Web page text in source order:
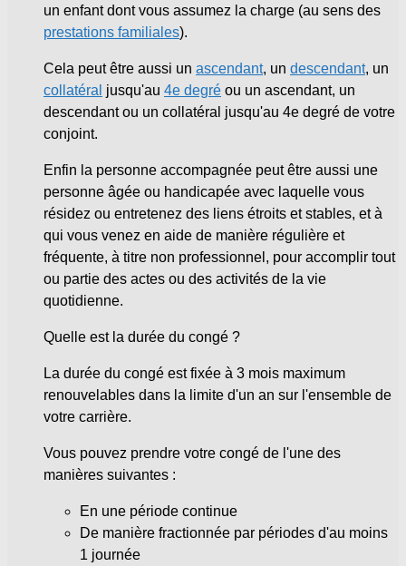
un enfant dont vous assumez la charge (au sens des
prestations familiales).
Cela peut être aussi un ascendant, un descendant, un
collatéral jusqu'au 4e degré ou un ascendant, un
descendant ou un collatéral jusqu'au 4e degré de votre
conjoint.
Enfin la personne accompagnée peut être aussi une
personne âgée ou handicapée avec laquelle vous
résidez ou entretenez des liens étroits et stables, et à
qui vous venez en aide de manière régulière et
fréquente, à titre non professionnel, pour accomplir tout
ou partie des actes ou des activités de la vie
quotidienne.
Quelle est la durée du congé ?
La durée du congé est fixée à 3 mois maximum
renouvelables dans la limite d'un an sur l'ensemble de
votre carrière.
Vous pouvez prendre votre congé de l'une des
manières suivantes :
En une période continue
De manière fractionnée par périodes d'au moins
1 journée